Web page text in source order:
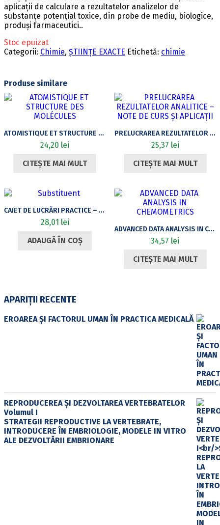
aplicații de calculare a rezultatelor analizelor de
substanțe potențial toxice, din probe de mediu, biologice,
produși farmaceutici..
Stoc epuizat
Categorii: Chimie, ȘTIINȚE EXACTE Etichetă: chimie
Produse similare
ATOMISTIQUE ET STRUCTURE DES MOLÉCULES
24,20 lei
CITEȘTE MAI MULT
PRELUCRAREA REZULTATELOR ANALITICE – NOTE DE CURS ȘI APLICAȚII
25,37 lei
CITEȘTE MAI MULT
CAIET DE LUCRĂRI PRACTICE – CHIMIA METALELOR (PENTRU STUDENȚII ANULUI II, CHIMIA MEDIULUI)
28,01 lei
ADAUGĂ ÎN COȘ
ADVANCED DATA ANALYSIS IN CHEMOMETRICS
34,57 lei
CITEȘTE MAI MULT
APARIȚII RECENTE
EROAREA ȘI FACTORUL UMAN ÎN PRACTICA MEDICALĂ
REPRODUCEREA ȘI DEZVOLTAREA VERTEBRATELOR
Volumul I
STRATEGII REPRODUCTIVE LA VERTEBRATE,
INTRODUCERE ÎN EMBRIOLOGIE, MODELE IN VITRO
ALE DEZVOLTĂRII EMBRIONARE